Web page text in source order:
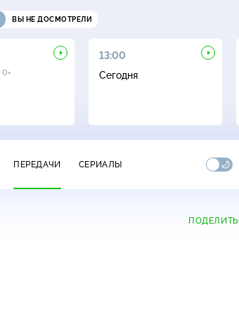
ВЫ НЕ ДОСМОТРЕЛИ
0+
13:00
Сегодня
ПЕРЕДАЧИ СЕРИАЛЫ